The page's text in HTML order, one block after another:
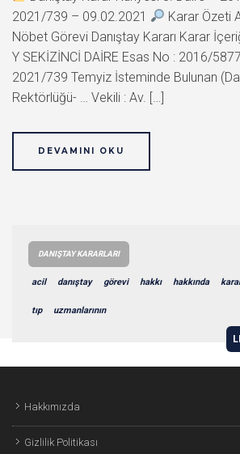
2021/739 – 09.02.2021
Karar Özeti
Nöbet Görevi Danıştay Kararı Karar
Y SEKİZİNCİ DAİRE Esas No : 2016/
2021/739 Temyiz İsteminde Bulunan
Rektörlüğü- … Vekili : Av. […]
DEVAMINI OKU
DANIŞTAY KARARLARI
acil danıştay görevi hakkı hakkında
tıp uzmanlarının
Hakkımızda
Gizlilik Politikası